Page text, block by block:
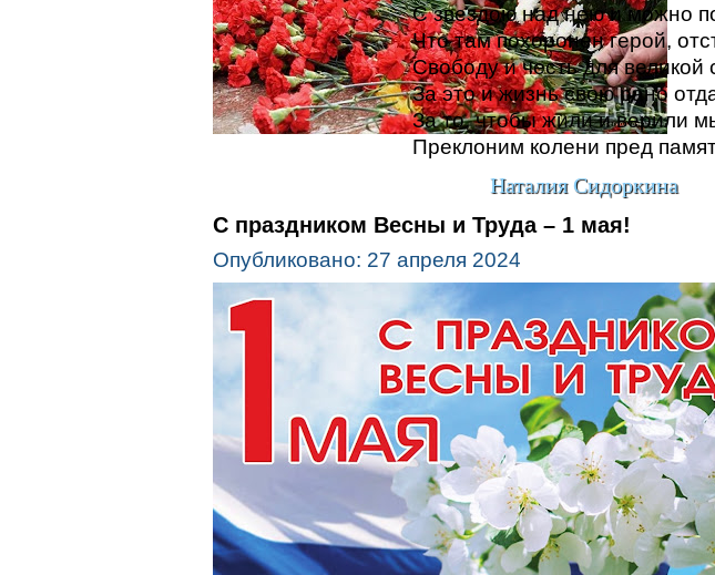
С звездою над нею и можно
Что там похоронен герой,
Свободу и честь для великой
За это и жизнь свою рано
За то, чтобы жили и верили
Преклоним колени пред
Наталия Сидоркина
С праздником Весны и Труда – 1 мая!
Опубликовано: 27 апреля 2024